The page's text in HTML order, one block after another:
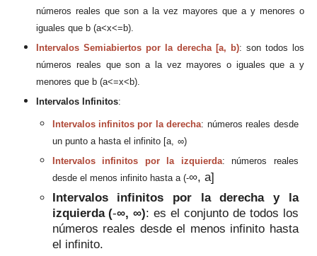
númerosreales que son a la vez mayores que a y menores o
iguales que b (a<x<= b)
Intervalos Semiabiertos por la derecha [a, b): son todos los
números reales que son a la vez mayores o iguales que a y
menores que b (a<=x<b).
Intervalos Infinitos:
Intervalos infinitos por la derecha: números reales desde
un punto a hasta el infinito [a, ∞)
Intervalos infinitos por la izquierda: números reales
desde el menos infinito hasta a (-∞, a]
Intervalos infinitos por la derecha y la
izquierda (-∞,∞): es el conjunto de todos los
números reales desde el menos infinito hasta
el infinito.